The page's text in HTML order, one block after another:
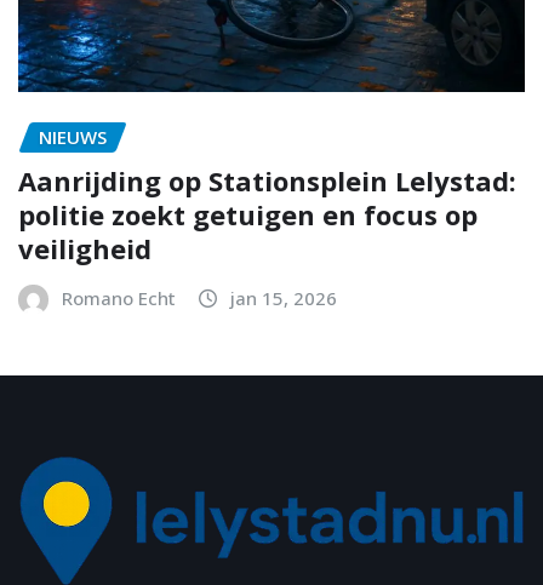
NIEUWS
Aanrijding op Stationsplein Lelystad:
politie zoekt getuigen en focus op
veiligheid
Romano Echt jan 15, 2026